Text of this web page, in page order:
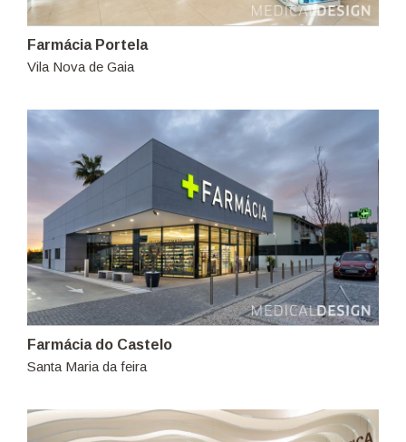
Farmácia Portela
Vila Nova de Gaia
Farmácia do Castelo
Santa Maria da feira